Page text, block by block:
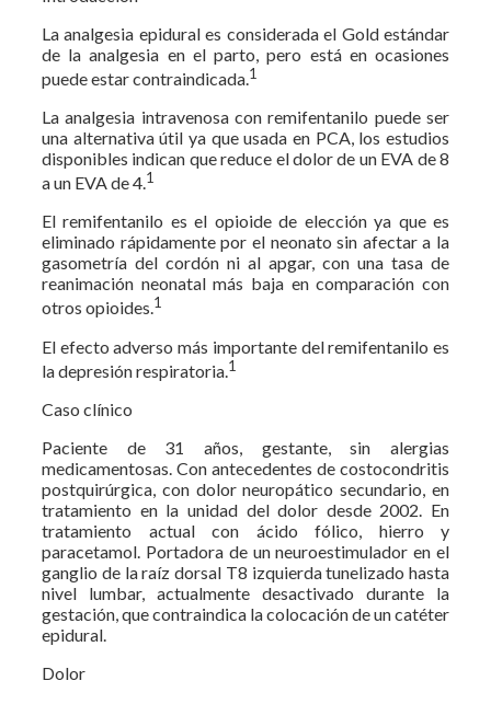
La analgesia epidural es considerada el Gold estándar
de la analgesia en el parto, pero está en ocasiones
puede estar contraindicada.1
La analgesia intravenosa con remifentanilo puede ser
una alternativa útil ya que usada en PCA, los estudios
disponibles indican que reduce el dolor de un EVA de 8
a un EVA de 4.1
El remifentanilo es el opioide de elección ya que es
eliminado rápidamente por el neonato sin afectar a la
gasometría del cordón ni al apgar, con una tasa de
reanimación neonatal más baja en comparación con
otros opioides.1
El efecto adverso más importante del remifentanilo es
la depresión respiratoria.1
Caso clínico
Paciente de 31 años, gestante, sin alergias
medicamentosas. Con antecedentes de costocondritis
postquirúrgica, con dolor neuropático secundario, en
tratamiento en la unidad del dolor desde 2002. En
tratamiento actual con ácido fólico, hierro y
paracetamol. Portadora de un neuroestimulador en el
ganglio de la raíz dorsal T8 izquierda tunelizado hasta
nivel lumbar, actualmente desactivado durante la
gestación, que contraindica la colocación de un catéter
epidural.
Dolor